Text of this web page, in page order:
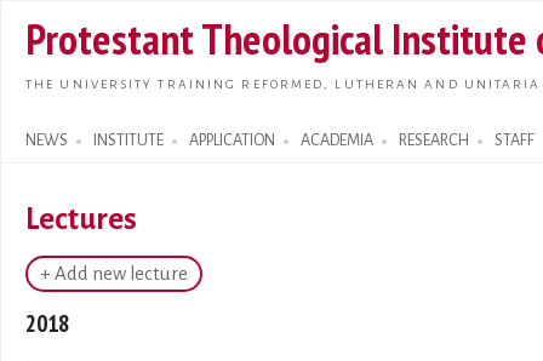
main
Protestant Theological Institute
THE UNIVERSITY TRAINING REFORMED, LUTHERAN AND
NEWS INSTITUTE APPLICATION ACADEMIA RESEARCH STAFF
Search form
Lectures
+ Add new lecture
2018